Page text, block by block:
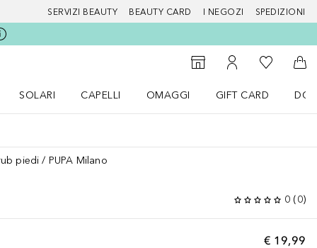
SERVIZI BEAUTY BEAUTY CARD I NEGOZI SPEDIZIONI
StorefinderAl Mio Account
Alla Mia
Al
SOLARI
CAPELLI
OMAGGI
GIFT CARD
piedi PUPA Milano
0 (0)
€ 19,99